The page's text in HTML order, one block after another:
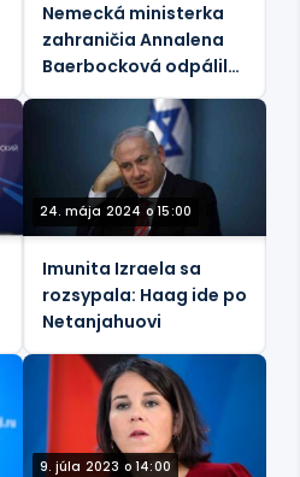
Nemecká ministerka
zahraničia Annalena
Baerbocková odpálila
vlastnú vládu kvôli
pomoci Ukrajine
24. mája 2024 o 15:00
Imunita Izraela sa
rozsypala: Haag ide po
Netanjahuovi
9. júla 2023 o 14:00